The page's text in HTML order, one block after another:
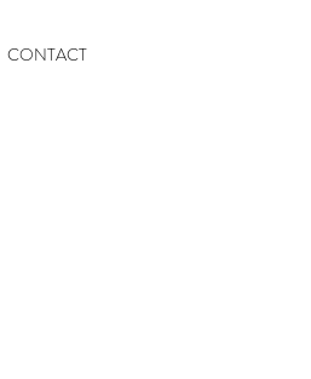
CONTACT